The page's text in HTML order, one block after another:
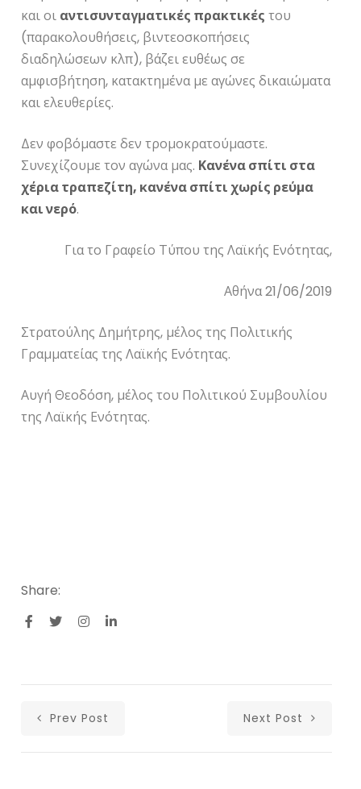
και οι αντισυνταγματικές πρακτικές του
(παρακολουθήσεις, βιντεοσκοπήσεις
διαδηλώσεων κλπ), βάζει ευθέως σε
αμφισβήτηση, κατακτημένα με αγώνες δικαιώματα
και ελευθερίες.
Δεν φοβόμαστε δεν τρομοκρατούμαστε.
Συνεχίζουμε τον αγώνα μας. Κανένα σπίτι στα
χέρια τραπεζίτη, κανένα σπίτι χωρίς ρεύμα
και νερό.
Για το Γραφείο Τύπου της Λαϊκής Ενότητας,
Αθήνα 21/06/2019
Στρατούλης Δημήτρης, μέλος της Πολιτικής
Γραμματείας της Λαϊκής Ενότητας.
Αυγή Θεοδόση, μέλος του Πολιτικού Συμβουλίου
της Λαϊκής Ενότητας.
Share:
Prev Post Next Post